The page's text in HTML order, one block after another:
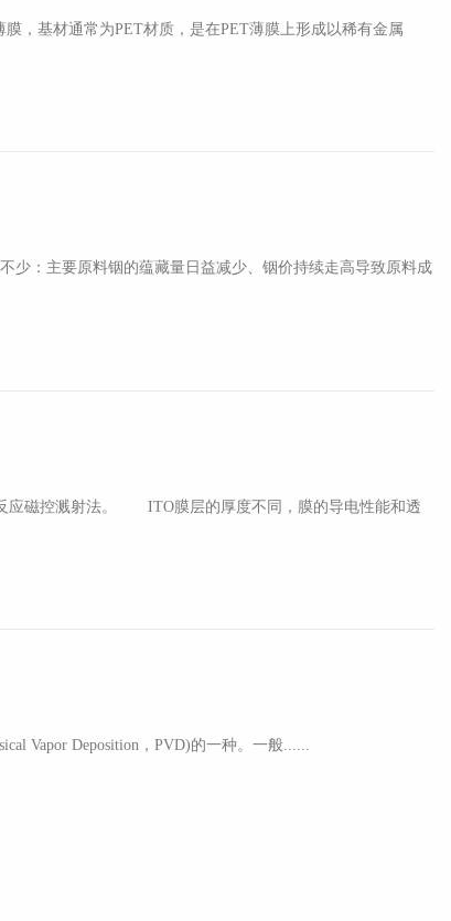
材通常为PET材质，是在PET薄膜上形成以稀有金属
磁控溅射法。 ITO膜层的厚度不同，膜的导电性能和透
利用磁控溅射技术生产各类光学电子薄膜。 磁控溅射技术：磁控溅射是物理气相沉积(Physical Vapor Deposition，PVD)的一种。一般......